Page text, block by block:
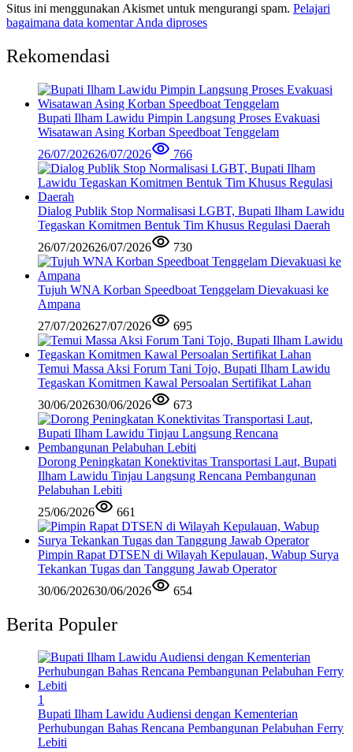
Situs ini menggunakan Akismet untuk mengurangi spam. Pelajari
bagaimana data komentar Anda diproses
Rekomendasi
Bupati Ilham Lawidu Pimpin Langsung Proses Evakuasi
Wisatawan Asing Korban Speedboat Tenggelam
26/07/202626/07/2026 766
Dialog Publik Stop Normalisasi LGBT, Bupati Ilham Lawidu
Tegaskan Komitmen Bentuk Tim Khusus Regulasi Daerah
26/07/202626/07/2026 730
Tujuh WNA Korban Speedboat Tenggelam Dievakuasi ke
Ampana
27/07/202627/07/2026 695
Temui Massa Aksi Forum Tani Tojo, Bupati Ilham Lawidu
Tegaskan Komitmen Kawal Persoalan Sertifikat Lahan
30/06/202630/06/2026 673
Dorong Peningkatan Konektivitas Transportasi Laut, Bupati
Ilham Lawidu Tinjau Langsung Rencana Pembangunan
Pelabuhan Lebiti
25/06/2026
661
Pimpin Rapat DTSEN di Wilayah Kepulauan, Wabup Surya
Tekankan Tugas dan Tanggung Jawab Operator
30/06/202630/06/2026 654
Berita Populer
1
Bupati Ilham Lawidu Audiensi dengan Kementerian
Perhubungan Bahas Rencana Pembangunan Pelabuhan Ferry
Lebiti